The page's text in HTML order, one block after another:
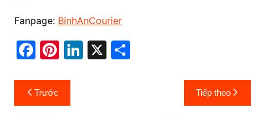
Fanpage: BinhAnCourier
F
c
e
Pi
er
e
Li X S
Điều
hướng
Trước Tiếp theo